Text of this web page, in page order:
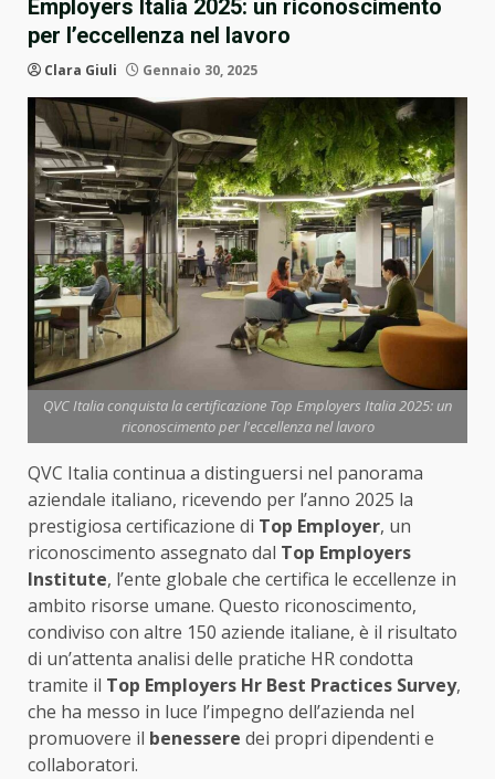
Employers Italia 2025: un riconoscimento
per l’eccellenza nel lavoro
Clara Giuli Gennaio 30, 2025
QVC Italia conquista la certificazione Top Employers Italia 2025: un
riconoscimento per l'eccellenza nel lavoro
QVC Italia continua a distinguersi nel panorama
aziendale italiano, ricevendo per l’anno 2025 la
prestigiosa certificazione di Top Employer, un
riconoscimento assegnato dal Top Employers
Institute, l’ente globale che certifica le eccellenze in
ambito risorse umane. Questo riconoscimento,
condiviso con altre 150 aziende italiane, è il risultato
di un’attenta analisi delle pratiche HR condotta
tramite il Top Employers Hr Best Practices Survey,
che ha messo in luce l’impegno dell’azienda nel
promuovere il benessere dei propri dipendenti e
collaboratori.